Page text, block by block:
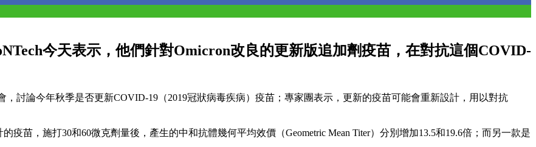
今天表示，他們針對Omicron改良的更新版追加劑疫苗，在對抗這個COVID-
討論今年秋季是否更新COVID-19（2019冠狀病毒疾病）疫苗；專家團表示，更新的疫苗可能會重新設計，用以對抗
疫苗，施打30和60微克劑量後，產生的中和抗體幾何平均效價（Geometric Mean Titer）分別增加13.5和19.6倍；而另一款是